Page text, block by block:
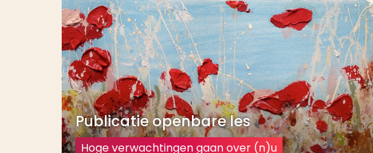
Publicatie openbare les
Hoge verwachtingen gaan over (n)u